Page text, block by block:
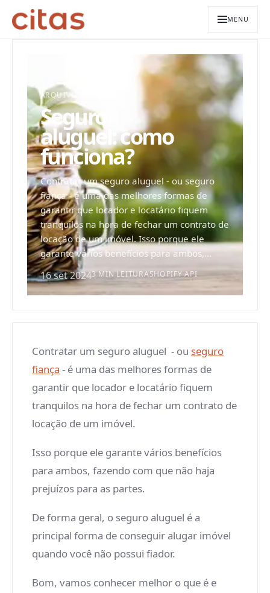
MENU
ARQUIVO EDITORIAL
Seguro
aluguel: como
funciona?
Contratar um seguro aluguel - ou seguro
fiança - é uma das melhores formas de
garantir que locador e locatário fiquem
tranquilos na hora de fechar um contrato de
locação de um imóvel. Isso porque ele
garante vários benefícios para ambos,...
16 set 20243 MIN LEITURASHOPIFY API
Contratar um seguro aluguel - ou seguro
fiança - é uma das melhores formas de
garantir que locador e locatário fiquem
tranquilos na hora de fechar um contrato de
locação de um imóvel.
Isso porque ele garante vários benefícios
para ambos, fazendo com que não haja
prejuízos para as partes.
De forma geral, o seguro aluguel é a
principal forma de conseguir alugar imóvel
quando você não possui fiador.
Bom, vamos conhecer melhor o que é e